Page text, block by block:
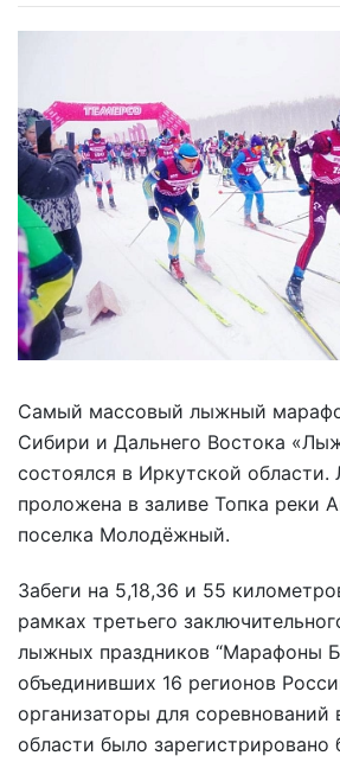
Самый массовый лыжный
Сибири и Дальнего Востока
состоялся в Иркутской
проложена в заливе Топка реки
поселка Молодёжный.
Забеги на 5,18,36 и 55
рамках третьего
лыжных праздников “Марафоны
объединивших 16 регионов
организаторы для соревнований
области было зарегистрировано